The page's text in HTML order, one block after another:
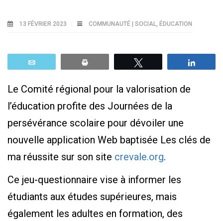
13 FÉVRIER 2023 COMMUNAUTÉ | SOCIAL, ÉDUCATION
Le Comité régional pour la valorisation de
l’éducation profite des Journées de la
persévérance scolaire pour dévoiler une
nouvelle application Web baptisée Les clés de
ma réussite sur son site crevale.org.
Ce jeu-questionnaire vise à informer les
étudiants aux études supérieures, mais
également les adultes en formation, des